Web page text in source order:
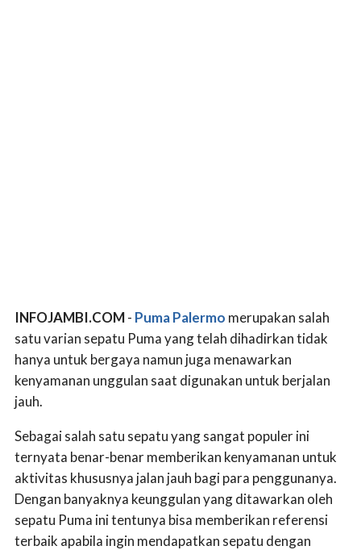
INFOJAMBI.COM- Puma Palermo merupakan salah
satu varian sepatu Puma yang telah dihadirkan tidak
hanya untuk bergaya namun juga menawarkan
kenyamanan unggulan saat digunakan untuk berjalan
jauh.
Sebagai salah satu sepatu yang sangat populer ini
ternyata benar-benar memberikan kenyamanan untuk
aktivitas khususnya jalan jauh bagi para penggunanya.
Dengan banyaknya keunggulan yang ditawarkan oleh
sepatu Puma ini tentunya bisa memberikan referensi
terbaik apabila ingin mendapatkan sepatu dengan